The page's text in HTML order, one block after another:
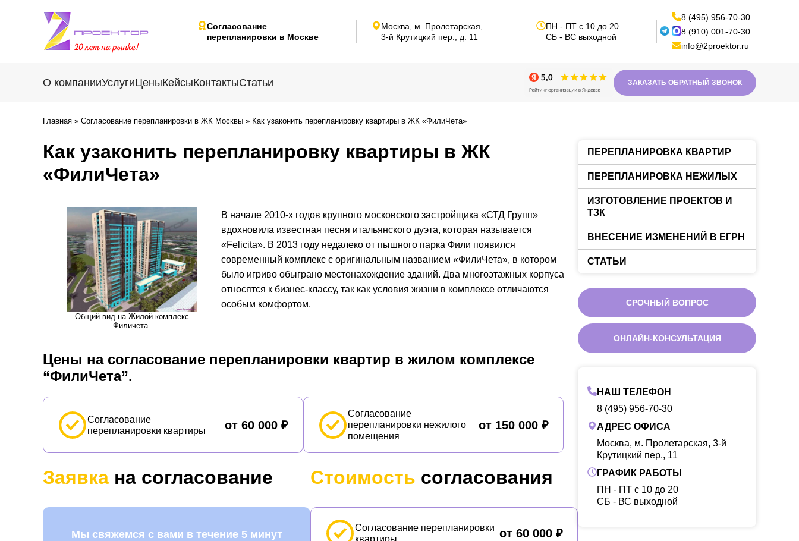
Согласование
перепланировки в Москве
Москва, м. Пролетарская,
3-й Крутицкий пер.,
д. 11
ПН - ПТ с 10 до 20
СБ - ВС выходной
8 (495) 956-70-30
8 (910) 001-70-30
info@2proektor.ru
О компанииУслугиЦеныКейсыКонтактыСтатьи ЗАКАЗАТЬ ОБРАТНЫЙ ЗВОНОК
Главная » Согласование перепланировки в ЖК Москвы » Как узаконить перепланировку квартиры в ЖК «ФилиЧета»
Как узаконить перепланировку квартиры в ЖК
«ФилиЧета»
Общий вид на Жилой комплекс
Филичета.
В начале 2010-х годов крупного московского застройщика «СТД Групп»
вдохновила известная песня итальянского дуэта, которая называется
«Felicita». В 2013 году недалеко от пышного парка Фили появился
современный комплекс с оригинальным названием «ФилиЧета», в котором
было игриво обыграно местонахождение зданий. Два многоэтажных корпуса
относятся к бизнес-классу, так как условия жизни в комплексе отличаются
особым комфортом.
Цены на согласование перепланировки квартир в жилом комплексе
“ФилиЧета”.
Согласование
перепланировки квартиры
от 60 000 ₽
Согласование
перепланировки нежилого
помещения
от 150 000 ₽
Заявка на согласование
Мы свяжемся с вами в течение 5 минут
Стоимость согласования
Согласование перепланировки от 60 000 ₽
ПЕРЕПЛАНИРОВКА КВАРТИР
ПЕРЕПЛАНИРОВКА НЕЖИЛЫХ
ИЗГОТОВЛЕНИЕ ПРОЕКТОВ И
ТЗК
ВНЕСЕНИЕ ИЗМЕНЕНИЙ В ЕГРН
СТАТЬИ
СРОЧНЫЙ ВОПРОС
ОНЛАЙН-КОНСУЛЬТАЦИЯ
НАШ ТЕЛЕФОН
8 (495) 956-70-30
АДРЕС ОФИСА
Москва, м. Пролетарская, 3-й
Крутицкий пер., 11
ГРАФИК РАБОТЫ
ПН - ПТ с 10 до 20
CБ - ВС выходной